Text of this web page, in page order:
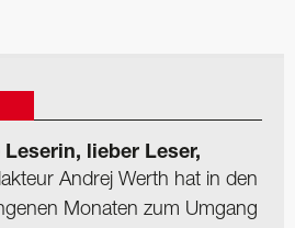
Leserin, lieber Leser,
Andrej Werth hat in den
Monaten zum Umgang